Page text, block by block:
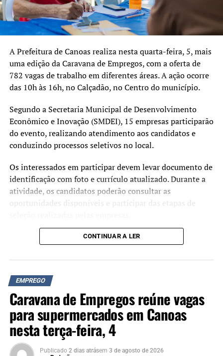
A Prefeitura de Canoas realiza nesta quarta-feira, 5, mais
uma edição da Caravana de Empregos, com a oferta de
782 vagas de trabalho em diferentes áreas. A ação ocorre
das 10h às 16h, no Calçadão, no Centro do município.
Segundo a Secretaria Municipal de Desenvolvimento
Econômico e Inovação (SMDEI), 15 empresas participarão
do evento, realizando atendimento aos candidatos e
conduzindo processos seletivos no local.
Os interessados em participar devem levar documento de
identificação com foto e currículo atualizado. Durante a
atividade, os candidatos poderão consultar as
oportunidades disponíveis e participar das etapas de
CONTINUAR A LER
EMPREGO
Caravana de Empregos reúne vagas
para supermercados em Canoas
nesta terça-feira, 4
Publicado 2 dias atrásem 3 de agosto de 2026